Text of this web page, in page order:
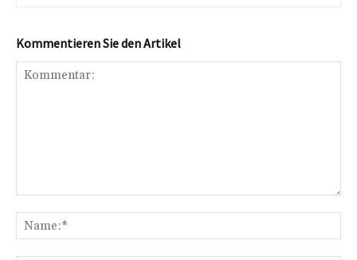
Kommentieren Sie den Artikel